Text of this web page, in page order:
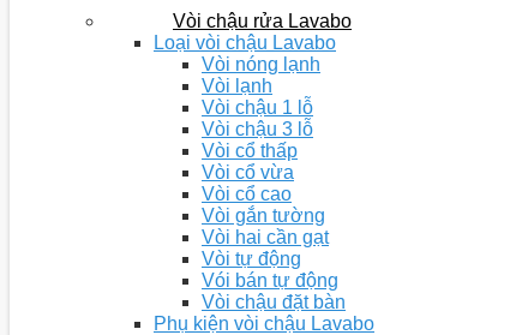
Vòi chậu rửa Lavabo
Loại vòi chậu Lavabo
Vòi nóng lạnh
Vòi lạnh
Vòi chậu 1 lỗ
Vòi chậu 3 lỗ
Vòi cổ thấp
Vòi cổ vừa
Vòi cổ cao
Vòi gắn tường
Vòi hai cần gạt
Vòi tự động
Vói bán tự động
Vòi chậu đặt bàn
Phụ kiện vòi chậu Lavabo